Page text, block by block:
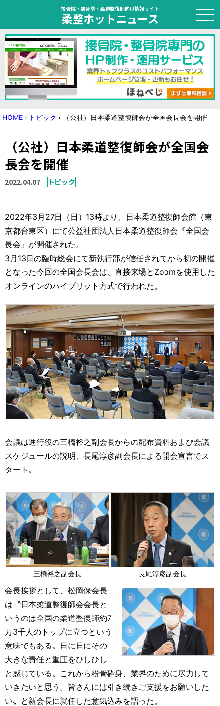
接骨院・整骨院・柔道整復師向け情報サイト
柔整ホットニュース
HOME
トピック
ニュース
国家試験対策
学会・セミナー情報
運営元 お問い合わせ
HOME › トピック › （公社）日本柔道整復師会が全国会長会を開催
（公社）日本柔道整復師会が全国会
長会を開催
2022.04.07 トピック
2022年3月27日（日）13時より、日本柔道整復師会館（東
京都台東区）にて公益社団法人日本柔道整復師会『全国会
長会』が開催された。
3月13日の臨時総会にて新執行部が信任されてから初の開催
となった今回の全国会長会は、直接来場とZoomを使用した
オンラインのハイブリット方式で行われた。
会議は進行役の三橋裕之副会長からの配布資料および会議
スケジュールの説明、長尾淳彦副会長による開会宣言でス
タート。
三橋裕之副会長 長尾淳彦副会長
会長挨拶として、松岡保会長
は〝日本柔道整復師会会長と
いうのは全国の柔道整復師約7
万3千人のトップに立つという
意味でもある。日に日にその
大きな責任と重圧をひしひし
と感じている。これから粉骨砕身、業界のために尽力して
いきたいと思う。皆さんには引き続きご支援をお願いした
い〟と新会長に就任した意気込みを語った。